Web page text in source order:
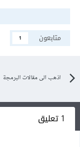
متابعون
1
اذهب الى مقالات البرمجة
1 تعليق